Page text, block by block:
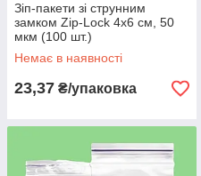
Зіп-пакети зі струнним
замком Zip-Lock 4х6 см, 50
мкм (100 шт.)
Немає в наявності
23,37 ₴/упаковка